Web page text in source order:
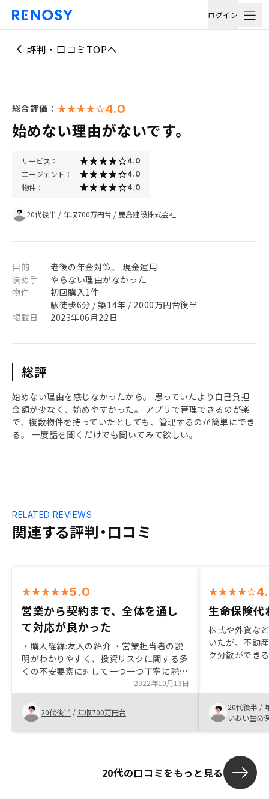
ログイン
評判・口コミTOPへ
総合評価： 4.0
始めない理由がないです。
サービス： 4.0
エージェント： 4.0
物件： 4.0
20代後半 / 年収700万円台 / 鹿島建設株式会社
目的
老後の年金対策、 現金運用
決め手
やらない理由がなかった
物件
初回購入1件
駅徒歩6分 / 築14年 / 2000万円台後半
掲載日
2023年06月22日
総評
始めない理由を感じなかったから。 思っていたより自己負担
金額が少なく、始めやすかった。 アプリで管理できるのが楽
で、複数物件を持っていたとしても、管理するのが簡単にでき
る。 一度話を聞くだけでも聞いてみて欲しい。
関連する評判・口コミ
RELATED REVIEWS
5.0
営業から契約まで、全体を通し
て対応が良かった
・購入経緯:友人の紹介 ・営業担当者の説
明がわかりやすく、投資リスクに関する多
くの不安要素に対して一つ一つ丁寧に説明
いただいた。 ・土日のみの対応にも関わ
らず、契約までの流れは大変スムーズに進
めてもらったと思う。
2022年10月13日
20代後半 / 年収700万円台
生命保険代
株式や外貨な
いたが、不動
ク分散ができ
感じたため。
分に感じます
情報を見れれ
います。
20代後半 /
いおい生命
20代の口コミをもっと見る